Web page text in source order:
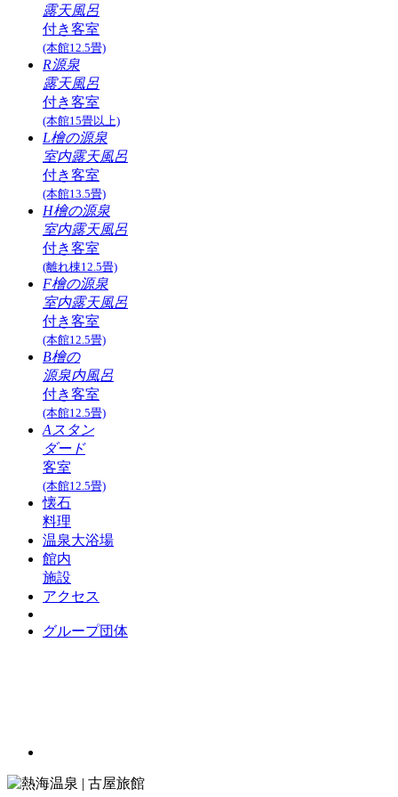
露天風呂
付き客室
(本館12.5畳)
R源泉
露天風呂
付き客室
(本館15畳以上)
L檜の源泉
室内露天風呂
付き客室
(本館13.5畳)
H檜の源泉
室内露天風呂
付き客室
(離れ棟12.5畳)
F檜の源泉
室内露天風呂
付き客室
(本館12.5畳)
B檜の
源泉内風呂
付き客室
(本館12.5畳)
Aスタン
ダード
客室
(本館12.5畳)
懐石
料理
温泉大浴場
館内
施設
アクセス
グループ団体